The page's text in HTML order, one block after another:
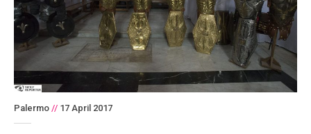
Palermo // 17 April 2017